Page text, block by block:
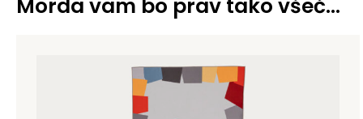
Morda vam bo prav tako všeč…